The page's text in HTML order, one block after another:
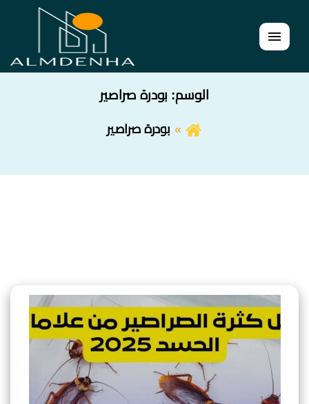
القائمة
الوسم: بودرة صراصير
بودرة صراصير